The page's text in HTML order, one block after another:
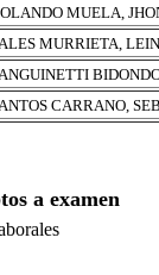
MUELA,
MURRIETA,
CARRANO,
a examen